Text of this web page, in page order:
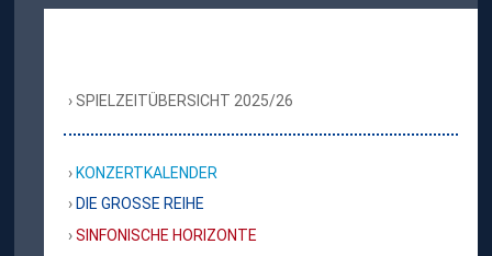
SPIELZEITÜBERSICHT 2025/26
KONZERTKALENDER
DIE GROSSE REIHE
SINFONISCHE HORIZONTE